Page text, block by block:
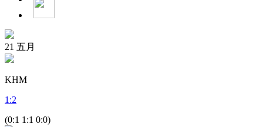
21 五月
KHM
1 :2
(0:1 1:1 0:0)